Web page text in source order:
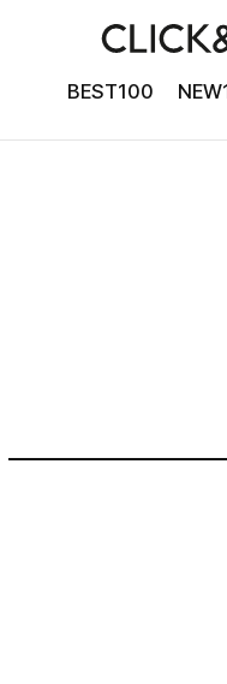
BEST100
여름의 끝
감각적인